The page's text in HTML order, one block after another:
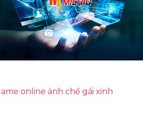
online ảnh chế gái xinh